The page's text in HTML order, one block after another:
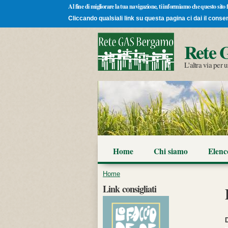
Al fine di migliorare la tua navigazione, ti informiamo che questo
Cliccando qualsiali link su questa pagina ci dai il
Rete
L'altra via per
Home Chi siamo
Tu sei qui
Home
Link consigliati